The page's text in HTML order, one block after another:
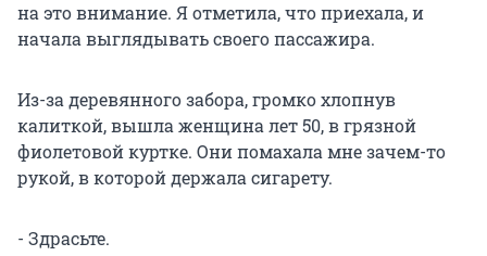
на это внимание. Я отметила, что приехала, и
начала выглядывать своего пассажира.
Из-за деревянного забора, громко хлопнув
калиткой, вышла женщина лет 50, в грязной
фиолетовой куртке. Они помахала мне зачем-то
рукой, в которой держала сигарету.
- Здрасьте.